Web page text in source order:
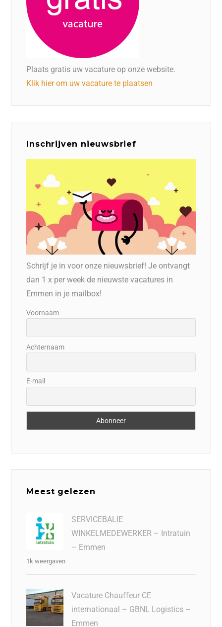
Plaats gratis uw vacature op onze website.
Klik hier om uw vacature te plaatsen
Inschrijven nieuwsbrief
Schrijf je in voor onze nieuwsbrief! Je ontvangt
dan 1 x per week de nieuwste vacatures in
Emmen in je mailbox!
Voornaam
Achternaam
E-mail
Meest gelezen
SERVICEBALIE
WINKELMEDEWERKER – Intratuin
– Emmen
1k weergaven
Vacature Chauffeur CE
internationaal – GBNL Logistics –
Emmen